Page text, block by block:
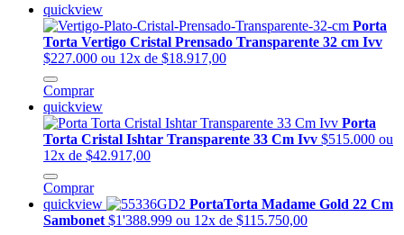
quickview
Porta
Torta Vertigo Cristal Prensado Transparente 32 cm Ivv
$227.000 ou 12x de $18.917,00
Comprar
quickview
Porta
Torta Cristal Ishtar Transparente 33 Cm Ivv $515.000 ou
12x de $42.917,00
Comprar
quickview
PortaTorta Madame Gold 22 Cm
Sambonet $1'388.999 ou 12x de $115.750,00